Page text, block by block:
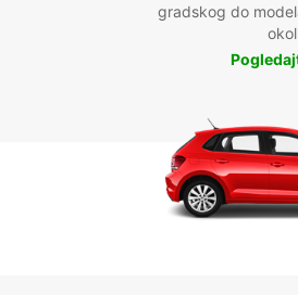
gradskog do